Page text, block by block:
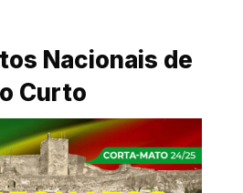
Nacionais de
Curto